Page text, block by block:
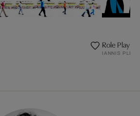
Role Play
IANNIS